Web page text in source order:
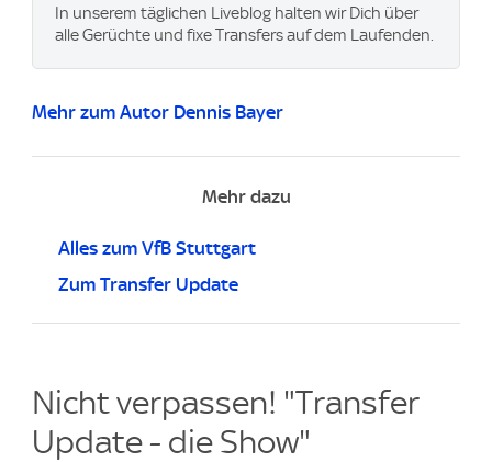
In unserem täglichen Liveblog halten wir Dich über
alle Gerüchte und fixe Transfers auf dem Laufenden.
Mehr zum Autor Dennis Bayer
Mehr dazu
Alles zum VfB Stuttgart
Zum Transfer Update
Nicht verpassen! "Transfer
Update - die Show"